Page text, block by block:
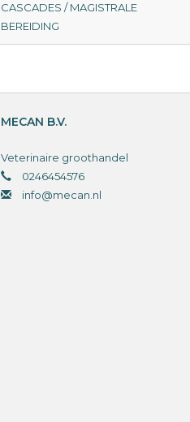
CASCADES / MAGISTRALE
BEREIDING
MECAN B.V.
Veterinaire groothandel
0246454576
info@mecan.nl